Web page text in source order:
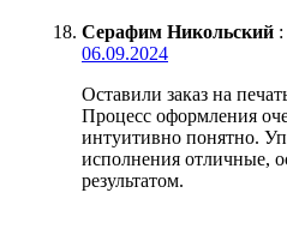
Серафим Никольский :
06.09.2024
Оставили заказ на
Процесс оформления
интуитивно понятно.
исполнения отличные,
результатом.